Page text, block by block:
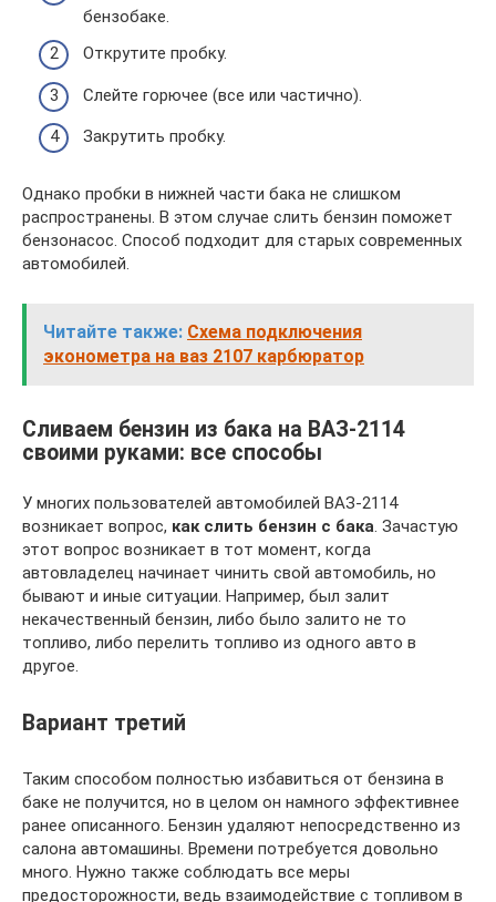
бензобаке.
Открутите пробку.
Слейте горючее (все или частично).
Закрутить пробку.
Однако пробки в нижней части бака не слишком
распространены. В этом случае слить бензин поможет
бензонасос. Способ подходит для старых современных
автомобилей.
Читайте также: Схема подключения
эконометра на ваз 2107 карбюратор
Сливаем бензин из бака на ВАЗ-2114
своими руками: все способы
У многих пользователей автомобилей ВАЗ-2114
возникает вопрос, как слить бензин с бака. Зачастую
этот вопрос возникает в тот момент, когда
автовладелец начинает чинить свой автомобиль, но
бывают и иные ситуации. Например, был залит
некачественный бензин, либо было залито не то
топливо, либо перелить топливо из одного авто в
другое.
Вариант третий
Таким способом полностью избавиться от бензина в
баке не получится, но в целом он намного эффективнее
ранее описанного. Бензин удаляют непосредственно из
салона автомашины. Времени потребуется довольно
много. Нужно также соблюдать все меры
предосторожности, ведь взаимодействие с топливом в